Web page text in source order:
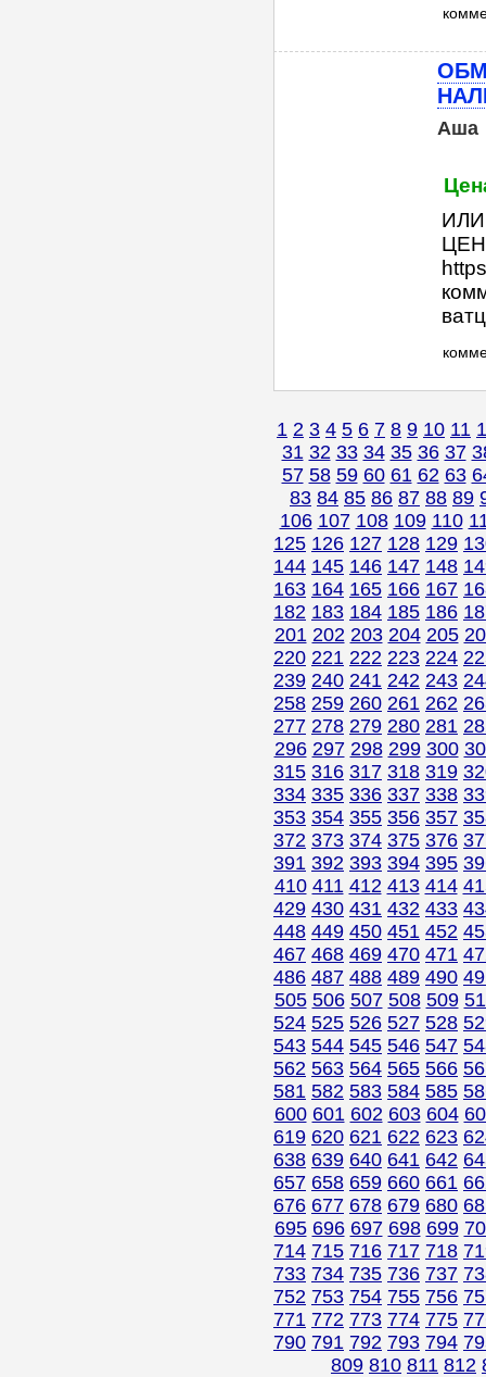
Аша
1 2 3 4 5 6 7 8 9 10 11
31 32 33 34 35 36 37
57 58 59 60 61 62 63
83 84 85 86 87 88 89
106 107 108 109 110
125 126 127 128 129
144 145 146 147 148
163 164 165 166 167
182 183 184 185 186
201 202 203 204 205
220 221 222 223 224
239 240 241 242 243
258 259 260 261 262
277 278 279 280 281
296 297 298 299 300
315 316 317 318 319
334 335 336 337 338
353 354 355 356 357
372 373 374 375 376
391 392 393 394 395
410 411 412 413 414
429 430 431 432 433
448 449 450 451 452
467 468 469 470 471
486 487 488 489 490
505 506 507 508 509
524 525 526 527 528
543 544 545 546 547
562 563 564 565 566
581 582 583 584 585
600 601 602 603 604
619 620 621 622 623
638 639 640 641 642
657 658 659 660 661
676 677 678 679 680
695 696 697 698 699
714 715 716 717 718
733 734 735 736 737
752 753 754 755 756
771 772 773 774 775
790 791 792 793 794
809 810 811 812